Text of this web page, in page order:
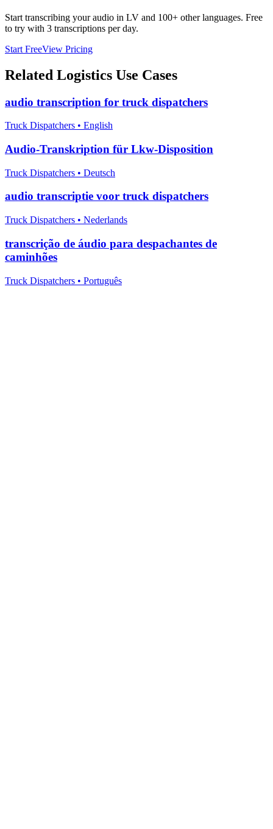
Start transcribing your audio in LV and 100+ other languages. Free
to try with 3 transcriptions per day.
Start FreeView Pricing
Related Logistics Use Cases
audio transcription for truck dispatchers
Truck Dispatchers • English
Audio-Transkription für Lkw-Disposition
Truck Dispatchers • Deutsch
audio transcriptie voor truck dispatchers
Truck Dispatchers • Nederlands
transcrição de áudio para despachantes de
caminhões
Truck Dispatchers • Português